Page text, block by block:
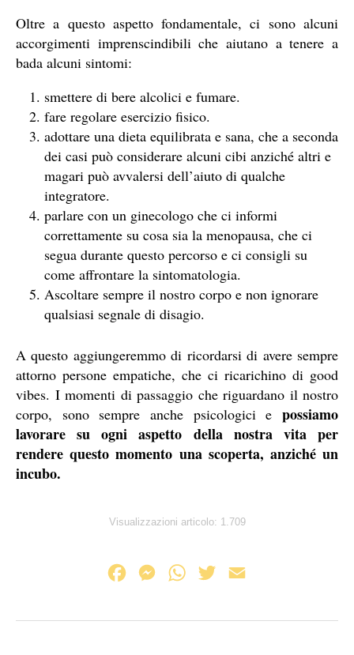
Oltre a questo aspetto fondamentale, ci sono alcuni
accorgimenti imprenscindibili che aiutano a tenere a
bada alcuni sintomi:
smettere di bere alcolici e fumare.
fare regolare esercizio fisico.
adottare una dieta equilibrata e sana, che a seconda
dei casi può considerare alcuni cibi anziché altri e
magari può avvalersi dell’aiuto di qualche
integratore.
parlare con un ginecologo che ci informi
correttamente su cosa sia la menopausa, che ci
segua durante questo percorso e ci consigli su
come affrontare la sintomatologia.
Ascoltare sempre il nostro corpo e non ignorare
qualsiasi segnale di disagio.
A questo aggiungeremmo di ricordarsi di avere sempre
attorno persone empatiche, che ci ricarichino di good
vibes. I momenti di passaggio che riguardano il nostro
corpo, sono sempre anche psicologici e possiamo
lavorare su ogni aspetto della nostra vita per
rendere questo momento una scoperta, anziché un
incubo.
Visualizzazioni articolo: 1.709
c
M
s
W
a
i
a